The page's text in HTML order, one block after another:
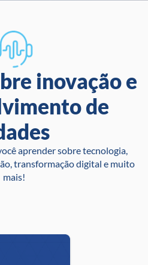
inovação e
de
aprender sobre tecnologia,
transformação digital e muito
mais!